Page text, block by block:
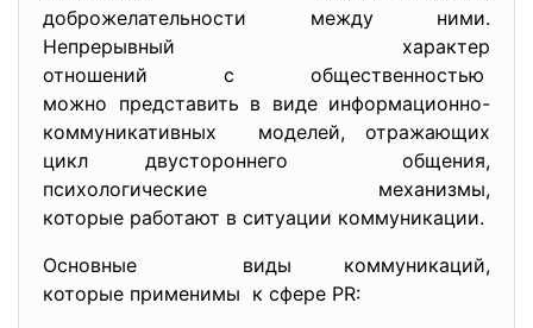
доброжелательности между ними.
Непрерывный характер
отношений с общественностью
можно представить в виде информационно-
коммуникативных моделей, отражающих
цикл двустороннего общения,
психологические механизмы,
которые работают в ситуации коммуникации.
Основные виды коммуникаций,
которые применимы к сфере PR: